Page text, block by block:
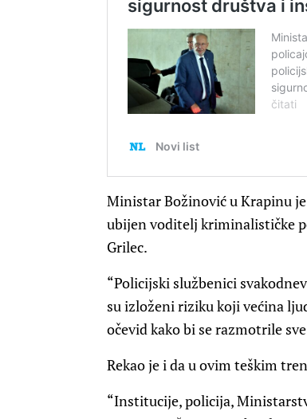
Ministar Božinović u Krapinu
ubijen voditelj kriminalističke
Grilec.
“Policijski službenici
su izloženi riziku koji većina
očevid kako bi se razmotrile
Rekao je i da u ovim teškim
“Institucije, policija,